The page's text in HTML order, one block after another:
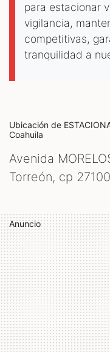
para estacionar
vigilancia,
competitivas,
tranquilidad a
Ubicación de
Coahuila
Avenida
Torreón, cp 27100
Anuncio